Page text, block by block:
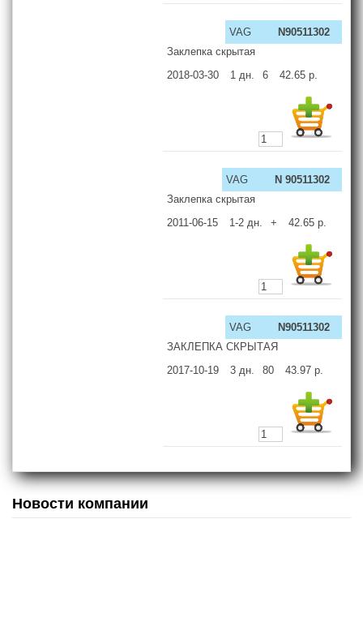
VAG
N90511302
Заклепка скрытая
2018-03-30
1 дн. 6 42.65 р.
VAG
N 90511302
Заклепка скрытая
2011-06-15
1-2 дн. + 42.65 р.
VAG
N90511302
ЗАКЛЕПКА СКРЫТАЯ
2017-10-19
3 дн. 80 43.97 р.
Новости компании